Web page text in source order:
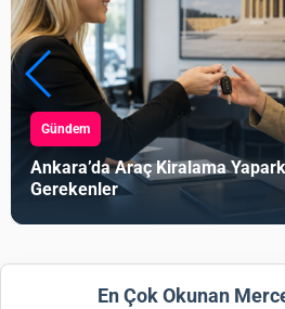
Gündem
Ankara’da Araç Kiralama
Gerekenler
En Çok Okunan